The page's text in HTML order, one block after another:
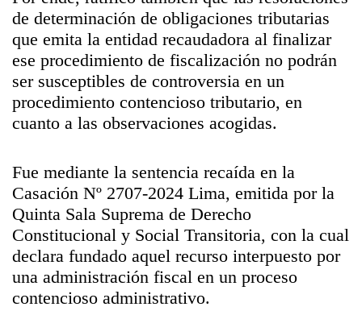
de determinación de obligaciones tributarias
que emita la entidad recaudadora al finalizar
ese procedimiento de fiscalización no podrán
ser susceptibles de controversia en un
procedimiento contencioso tributario, en
cuanto a las observaciones acogidas.
Fue mediante la sentencia recaída en la
Casación Nº 2707-2024 Lima, emitida por la
Quinta Sala Suprema de Derecho
Constitucional y Social Transitoria, con la cual
declara fundado aquel recurso interpuesto por
una administración fiscal en un proceso
contencioso administrativo.